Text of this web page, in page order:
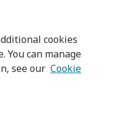
cookies
You can manage
see our Cookie